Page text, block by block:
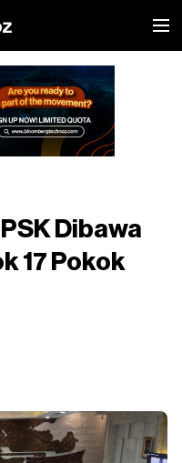
Dibawa
17 Pokok